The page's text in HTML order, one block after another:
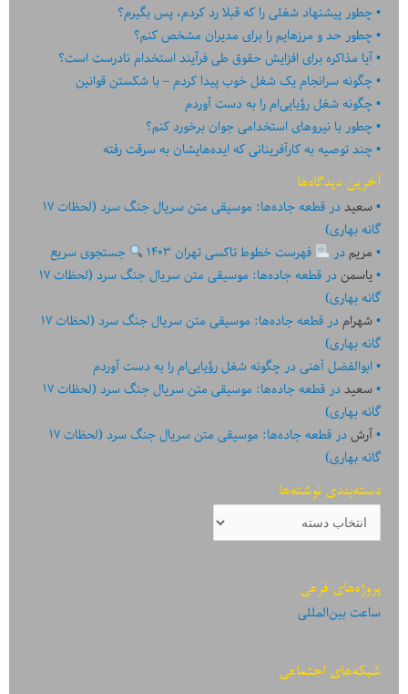
چطور پیشنهاد شغلی را که قبلا رد کردم، پس بگیرم؟
چطور حد و مرزهایم را برای مدیران مشخص کنم؟
آیا مذاکره برای افزایش حقوق طی فرآیند استخدام نادرست است؟
چگونه سرانجام یک شغل خوب پیدا کردم – با شکستن قوانین
چگونه شغل رؤیایی‌ام را به دست آوردم
چطور با نیروهای استخدامی جوان برخورد کنم؟
چند توصیه به کارآفرینانی که ایده‏‏‌‏‏‌هایشان به سرقت رفته
آخرین دیدگاه‌ها
سعیددر
قطعه جاده‌ها: موسیقی متن سریال جنگ سرد (لحظات ۱۷
گانه بهاری)
مریمدر فهرست خطوط تاکسی تهران ۱۴۰۳
جستجوی سریع
یاسمندر
قطعه جاده‌ها: موسیقی متن سریال جنگ سرد (لحظات ۱۷
گانه بهاری)
شهرامدر
قطعه جاده‌ها: موسیقی متن سریال جنگ سرد (لحظات ۱۷
گانه بهاری)
ابوالفضل آهنیدر چگونه شغل رؤیایی‌ام را به دست آوردم
سعیددر
قطعه جاده‌ها: موسیقی متن سریال جنگ سرد (لحظات ۱۷
گانه بهاری)
آرشدر
قطعه جاده‌ها: موسیقی متن سریال جنگ سرد (لحظات ۱۷
گانه بهاری)
دسته‌بندی نوشته‌ها
دسته‌بندی
نوشته‌ها
پروژه‌های فرعی
ساعت بین‌المللی
شبکه‌های اجتماعی